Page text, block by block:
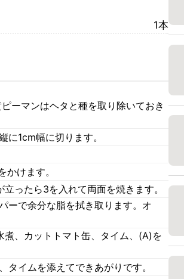
1本
ーマンはヘタと種を取り除いておき
に1cm幅に切ります。
けます。
ったら3を入れて両面を焼きます。
ーで余分な脂を拭き取ります。オ
、カットトマト缶、タイム、(A)を
イムを添えてできあがりです。